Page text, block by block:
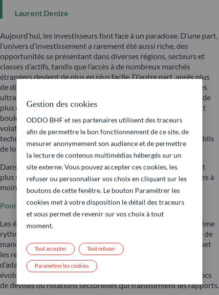
Laurent Denize
Aujourd’hui, les investisseurs font face à un paradoxe. D’une part,
l’univers d’investissement a rarement été aussi riche, des
opportunités se présentant dans diverses régions, secteurs et
classes d’actifs, tandis que l’accès à de nombreux marchés
étrangers devient de plus en plus facile. D’autre part, après plus
de dix ans de politiques monétaires, budgétaires et financières
ultra-accommodantes, les cycles économiques sont devenus de
plus en plus désynchronisés. Les déséquilibres mondiaux sont
bouleversés par les tensions géopolitiques, ce qui accroît la
volatilité. Celle-ci est également nourrie par les révolutions
technologiques, qui fragilisent des modèles économiques établis
de longue date et influencent directement les valorisations.
Dans ce contexte, la flexibilité et l’ouverture mondiale ne sont
plus une option, mais une nécessité — et désormais accessibles à
moindre coût.
Pourquoi une allocation mondiale et flexible ?
Les économies et les régions ne progressent pas toutes au même
rythme. Une allocation purement domestique ou figée risque de
manquer les zones de surperformance et de subir de plein fouet
les revers locaux. Une approche mondiale et flexible permet
d’adapter rapidement l’allocation au gré des conditions :
évolution des cycles, variations de l’appétit pour le risque, chocs
de devises ou rotations sectorielles qui transforment les rapports.
Gestion des cookies
ODDO BHF et ses partenaires utilisent des traceurs
afin de permettre le bon fonctionnement de ce site, de
mesurer anonymement son audience et de permettre
la lecture de contenus multimédias hébergés sur un
site externe. Vous pouvez accepter ces cookies, les
refuser ou personnaliser vos choix en cliquant sur les
boutons de cette fenêtre. Le bouton Paramétrer les
cookies met à votre disposition le détail des traceurs
et vous permet de revenir sur vos choix à tout
moment.
Tout refuser
Tout accepter
Paramétrer les cookies